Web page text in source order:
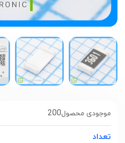
200موجودی محصول
تعداد